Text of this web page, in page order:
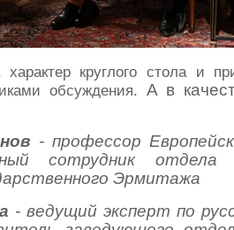
круглого стола и
обсуждения. А в каче
- профессор
сотрудник отдела
Эрмитажа
- ведущий эксперт по